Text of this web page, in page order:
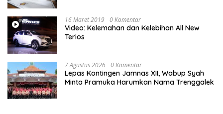
16 Maret 2019 0 Komentar
Video: Kelemahan dan Kelebihan All New
Terios
7 Agustus 2026 0 Komentar
Lepas Kontingen Jamnas XII, Wabup Syah
Minta Pramuka Harumkan Nama Trenggalek